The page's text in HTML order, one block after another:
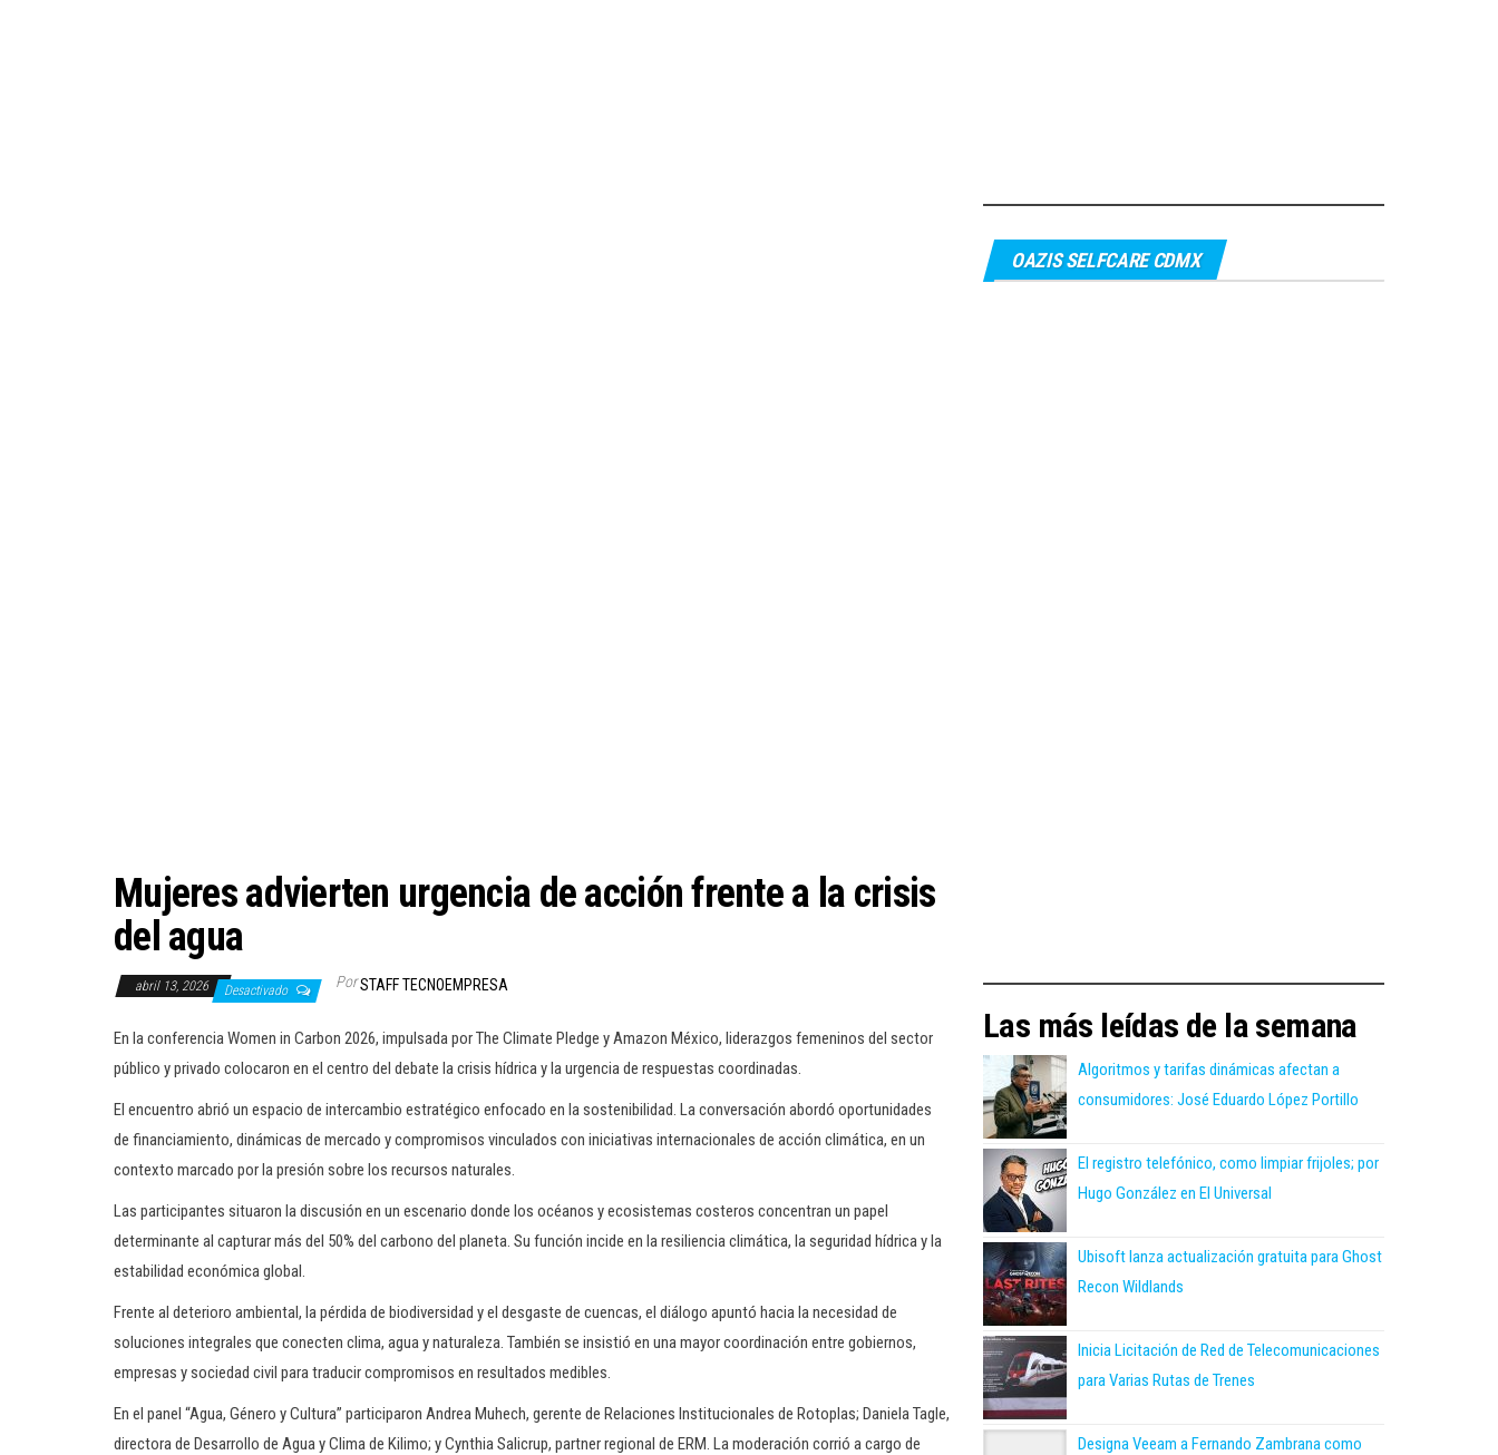
Mujeres advierten urgencia de acción frente a la crisis
del agua
abril 13, 2026 Desactivado PorSTAFF TECNOEMPRESA
En la conferencia Women in Carbon 2026, impulsada por The Climate Pledge y Amazon México, liderazgos femeninos del sector
público y privado colocaron en el centro del debate la crisis hídrica y la urgencia de respuestas coordinadas.
El encuentro abrió un espacio de intercambio estratégico enfocado en la sostenibilidad. La conversación abordó oportunidades
de financiamiento, dinámicas de mercado y compromisos vinculados con iniciativas internacionales de acción climática, en un
contexto marcado por la presión sobre los recursos naturales.
Las participantes situaron la discusión en un escenario donde los océanos y ecosistemas costeros concentran un papel
determinante al capturar más del 50% del carbono del planeta. Su función incide en la resiliencia climática, la seguridad hídrica y la
estabilidad económica global.
Frente al deterioro ambiental, la pérdida de biodiversidad y el desgaste de cuencas, el diálogo apuntó hacia la necesidad de
soluciones integrales que conecten clima, agua y naturaleza. También se insistió en una mayor coordinación entre gobiernos,
empresas y sociedad civil para traducir compromisos en resultados medibles.
En el panel “Agua, Género y Cultura” participaron Andrea Muhech, gerente de Relaciones Institucionales de Rotoplas; Daniela Tagle,
directora de Desarrollo de Agua y Clima de Kilimo; y Cynthia Salicrup, partner regional de ERM. La moderación corrió a cargo de
OAZIS SELFCARE CDMX
Las más leídas de la semana
Algoritmos y tarifas dinámicas afectan a
consumidores: José Eduardo López Portillo
El registro telefónico, como limpiar frijoles; por
Hugo González en El Universal
Ubisoft lanza actualización gratuita para Ghost
Recon Wildlands
Inicia Licitación de Red de Telecomunicaciones
para Varias Rutas de Trenes
Designa Veeam a Fernando Zambrana como